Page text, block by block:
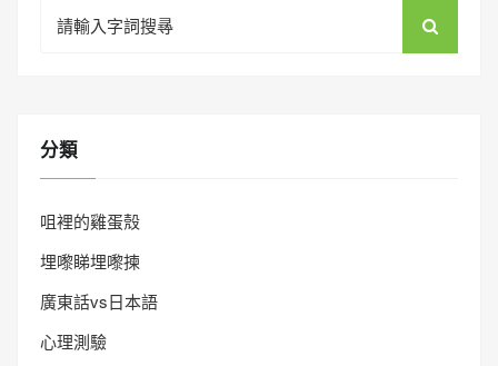
for:
分類
咀裡的雞蛋殼
埋嚟睇埋嚟揀
廣東話vs日本語
心理測驗